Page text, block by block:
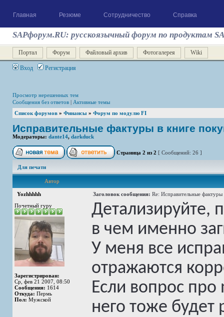
Главная Резюме Сотрудничество Справка
SAPфорум.RU: русскоязычный форум по продуктам
Портал Форум Файловый архив Фотогалерея Wiki
Вход Регистрация
Просмотр нерешенных тем
Сообщения без ответов | Активные темы
Список форумов » Финансы » Форум по модулю FI
Исправительные фактуры в книге
Модераторы: dante14, darkduck
Страница 2 из 2 [ Сообщений: 26 ]
Для печати
Автор
Yozhhhhh Заголовок сообщения: Re: Исправительные
Почетный гуру
Зарегистрирован:
Ср, фев 21 2007, 08:50
Сообщения: 1614
Откуда: Пермь
Пол: Мужской
Детализируйте,
в чем именно
У меня все
отражаются
Если вопрос про
него тоже будет